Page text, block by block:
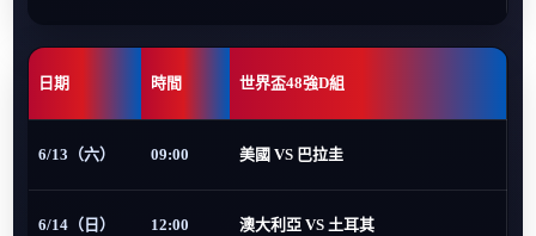
日期 時間 世界盃48強D組
6/13（六） 09:00 美國 VS 巴拉圭
6/14（日） 12:00 澳大利亞 VS 土耳其